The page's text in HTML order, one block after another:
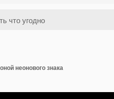
неонового знака